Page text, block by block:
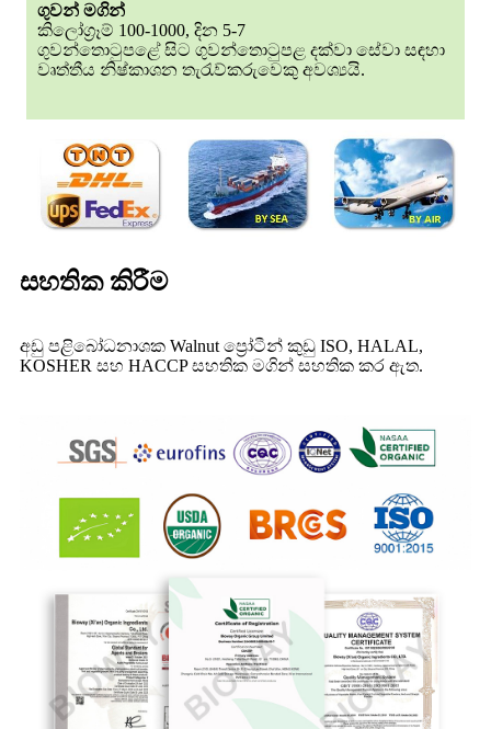
ගුවන් මගින්
කිලෝග්‍රෑම් 100-1000, දින 5-7
ගුවන්තොටුපළේ සිට ගුවන්තොටුපළ දක්වා සේවා සඳහා
වෘත්තීය නිෂ්කාශන තැරැව්කරුවෙකු අවශ්‍යයි.
සහතික කිරීම
අඩු පළිබෝධනාශක Walnut ප්‍රෝටීන් කුඩු ISO, HALAL,
KOSHER සහ HACCP සහතික මගින් සහතික කර ඇත.